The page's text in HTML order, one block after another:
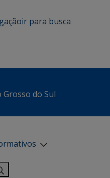
ir para busca
do Sul